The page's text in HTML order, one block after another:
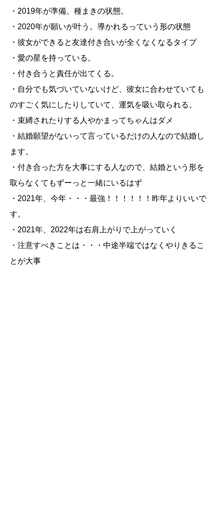
・2019年が準備、種まきの状態。
・2020年が願いが叶う。導かれるっていう形の状態
・彼女ができると友達付き合いが全くなくなるタイプ
・愛の星を持っている。
・付き合うと責任が出てくる。
・自分でも気づいていないけど、彼女に合わせていても
のすごく気にしたりしていて、運気を吸い取られる。
・束縛されたりする人やかまってちゃんはダメ
・結婚願望がないって言っているだけの人なので結婚し
ます。
・付き合った方を大事にする人なので、結婚という形を
取らなくてもずーっと一緒にいるはず
・2021年、今年・・・最強！！！！！！昨年よりいいで
す。
・2021年、2022年は右肩上がりで上がっていく
・注意すべきことは・・・中途半端ではなくやりきるこ
とが大事